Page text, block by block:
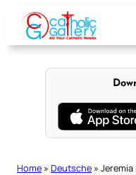
content
Home » Deutsche » Jeremia